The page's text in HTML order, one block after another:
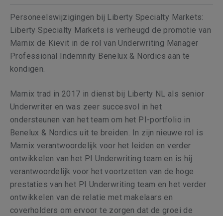
Personeelswijzigingen bij Liberty Specialty Markets:
Liberty Specialty Markets is verheugd de promotie van
Marnix de Kievit in de rol van Underwriting Manager
Professional Indemnity Benelux & Nordics aan te
kondigen.
Marnix trad in 2017 in dienst bij Liberty NL als senior
Underwriter en was zeer succesvol in het
ondersteunen van het team om het PI-portfolio in
Benelux & Nordics uit te breiden. In zijn nieuwe rol is
Marnix verantwoordelijk voor het leiden en verder
ontwikkelen van het PI Underwriting team en is hij
verantwoordelijk voor het voortzetten van de hoge
prestaties van het PI Underwriting team en het verder
ontwikkelen van de relatie met makelaars en
coverholders om ervoor te zorgen dat de groei de